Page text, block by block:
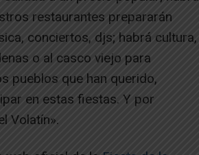
restaurantes prepararán
conciertos, djs; habrá cultura,
o al casco viejo para
pueblos que han querido,
en estas fiestas. Y por
Volatín».